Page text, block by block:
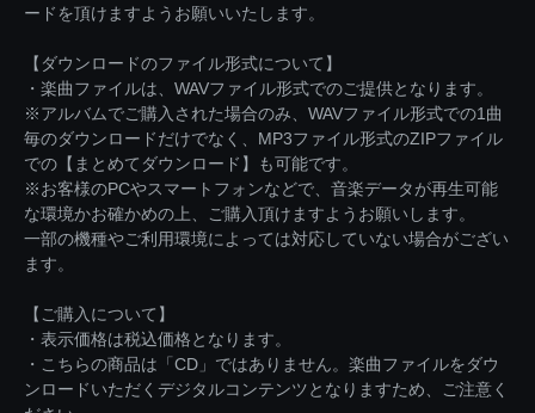
ードを頂けますようお願いいたします。
【ダウンロードのファイル形式について】
・楽曲ファイルは、WAVファイル形式でのご提供となります。
※アルバムでご購入された場合のみ、WAVファイル形式での1曲
毎のダウンロードだけでなく、MP3ファイル形式のZIPファイル
での【まとめてダウンロード】も可能です。
※お客様のPCやスマートフォンなどで、音楽データが再生可能
な環境かお確かめの上、ご購入頂けますようお願いします。
一部の機種やご利用環境によっては対応していない場合がござい
ます。
【ご購入について】
・表示価格は税込価格となります。
・こちらの商品は「CD」ではありません。楽曲ファイルをダウ
ンロードいただくデジタルコンテンツとなりますため、ご注意く